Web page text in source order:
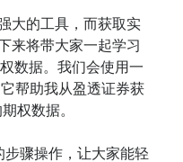
大的工具，而获取实
来将带大家一起学习
数据。我们会使用一
帮助我从盈透证券获
权数据。
骤操作，让大家能轻